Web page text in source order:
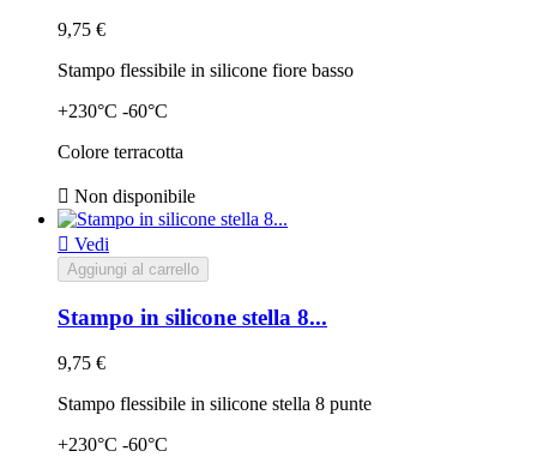
9,75 €
Stampo flessibile in silicone fiore basso
+230°C -60°C
Colore terracotta
 Non disponibile
 Vedi
Aggiungi al carrello
Stampo in silicone stella 8...
9,75 €
Stampo flessibile in silicone stella 8 punte
+230°C -60°C